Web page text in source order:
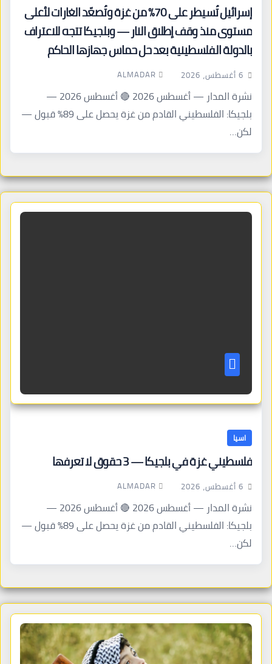
إسرائيل تُسيطر على 70% من غزة وتُصعّد الغارات لأعلى
مستوى منذ وقف إطلاق النار — وبلجيكا تتجه للاعتراف
بالدولة الفلسطينية بعد حل حماس جهازها الحاكم
6 أغسطس، 2026 ALMADAR
نشرة المدار — أغسطس 2026 🔴 أغسطس 2026 —
بلجيكا: الفلسطيني القادم من غزة يحصل على 89% قبول —
لكن…
اسيا
فلسطيني غزة في بلجيكا — 3 حقوق لا تعرفها
6 أغسطس، 2026 ALMADAR
نشرة المدار — أغسطس 2026 🔴 أغسطس 2026 —
بلجيكا: الفلسطيني القادم من غزة يحصل على 89% قبول —
لكن…